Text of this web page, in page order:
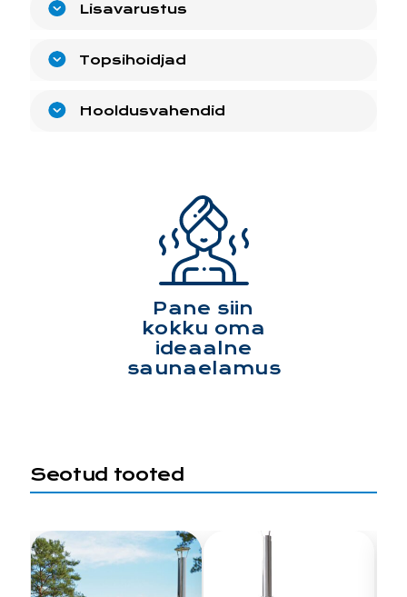
Lisavarustus
Topsihoidjad
Hooldusvahendid
Pane siin
kokku oma
ideaalne
saunaelamus
Seotud tooted